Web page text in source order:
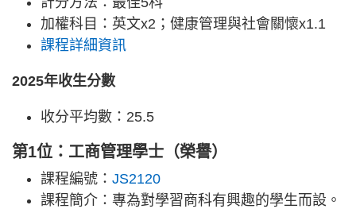
加權科目：英文x2；健康管理與社會關懷x1.1
課程詳細資訊
2025年收生分數
收分平均數：25.5
第1位：工商管理學士（榮譽）
課程編號： JS2120
課程簡介：專為對學習商科有興趣的學生而設。